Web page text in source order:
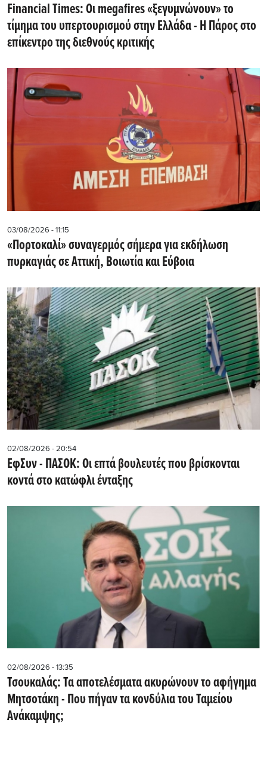
Financial Times: Οι megafires «ξεγυμνώνουν» το
τίμημα του υπερτουρισμού στην Ελλάδα - Η Πάρος στο
επίκεντρο της διεθνούς κριτικής
03/08/2026 - 11:15
«Πορτοκαλί» συναγερμός σήμερα για εκδήλωση
πυρκαγιάς σε Αττική, Βοιωτία και Εύβοια
02/08/2026 - 20:54
EφΣυν - ΠΑΣΟΚ: Οι επτά βουλευτές που βρίσκονται
κοντά στο κατώφλι ένταξης
02/08/2026 - 13:35
Τσουκαλάς: Τα αποτελέσματα ακυρώνουν το αφήγημα
Μητσοτάκη - Που πήγαν τα κονδύλια του Ταμείου
Ανάκαμψης;